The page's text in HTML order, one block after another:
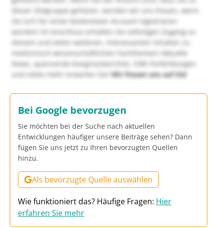
dieser Zielgruppe gehören, würden wir uns freuen, wenn
Sie sich für einen kostenlosen Account registrieren
würden! Im Anschluss erhalten Sie sofortigen Zugang zu
diesem und vielen weiteren, interessanten Inhalten zu
medizinisch-wissenschaftlichen Fachthemen! Aktuelle
News, spannende Kongressberichte, CME-Fortbildungen
und vieles mehr erwarten Sie!Wir freuen uns auf Sie!
Bei Google bevorzugen
Sie möchten bei der Suche nach aktuellen
Entwicklungen häufiger unsere Beiträge sehen? Dann
fügen Sie uns jetzt zu Ihren bevorzugten Quellen
hinzu.
Als bevorzugte Quelle auswählen
Wie funktioniert das? Häufige Fragen: Hier
erfahren Sie mehr